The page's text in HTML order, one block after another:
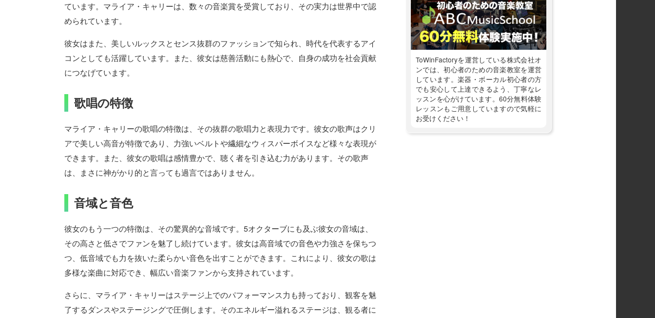
ています。マライア・キャリーは、数々の音楽賞を受賞しており、その実力は世界中で認
められています。
彼女はまた、美しいルックスとセンス抜群のファッションで知られ、時代を代表するアイ
コンとしても活躍しています。また、彼女は慈善活動にも熱心で、自身の成功を社会貢献
につなげています。
歌唱の特徴
マライア・キャリーの歌唱の特徴は、その抜群の歌唱力と表現力です。彼女の歌声はクリ
アで美しい高音が特徴であり、力強いベルトや繊細なウィスパーボイスなど様々な表現が
できます。また、彼女の歌唱は感情豊かで、聴く者を引き込む力があります。その歌声
は、まさに神がかり的と言っても過言ではありません。
音域と音色
彼女のもう一つの特徴は、その驚異的な音域です。5オクターブにも及ぶ彼女の音域は、
その高さと低さでファンを魅了し続けています。彼女は高音域での音色や力強さを保ちつ
つ、低音域でも力を抜いた柔らかい音色を出すことができます。これにより、彼女の歌は
多様な楽曲に対応でき、幅広い音楽ファンから支持されています。
さらに、マライア・キャリーはステージ上でのパフォーマンス力も持っており、観客を魅
了するダンスやステージングで圧倒します。そのエネルギー溢れるステージは、観る者に
ToWinFactoryを運営している株式会社オ
ンでは、初心者のための音楽教室を運営
しています。楽器・ボーカル初心者の方
でも安心して上達できるよう、丁寧なレ
ッスンを心がけています。60分無料体験
レッスンもご用意していますので気軽に
お受けください！